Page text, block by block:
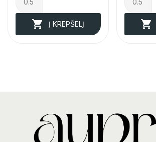
 Į KREPŠELĮ 